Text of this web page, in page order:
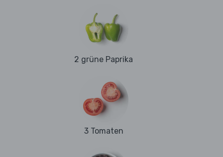
2 grüne Paprika
3 Tomaten